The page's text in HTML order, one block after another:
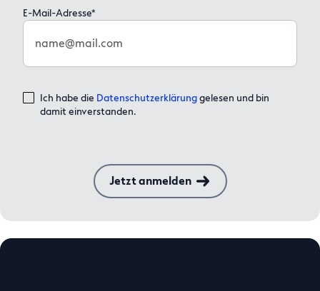
E-Mail-Adresse*
name@mail.com
Ich habe die Datenschutzerklärunggelesen und bin
damit einverstanden.
Jetzt anmelden